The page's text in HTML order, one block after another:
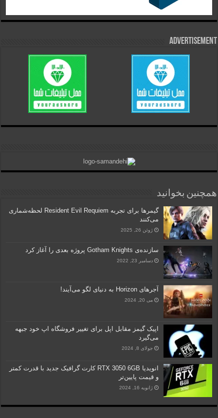
Advertisement
همچنین بخوانید
گیمرها برای تجربه Resident Evil Requiem لحظه‌شماری
می‌کنند
ژوئن 26, 2025
سازنده‌ی Gotham Knights پروژه بعدی را آغاز کرد
دسامبر 23, 2022
آجرهای Horizon به دنیای لگو می‌آیند!
می 20, 2024
اپیک گیمز مقابل اپل برای تغییر فروشگاه اپ خود جبهه
می‌گیرد
جولای 8, 2024
انویدیا RTX 3050 6GB کارت گرافیک جدید با قدرت کمتر
و قیمت پایین‌تر
ژانویه 16, 2024